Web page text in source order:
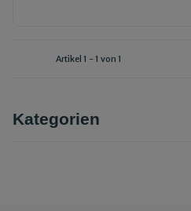
Artikel 1 - 1 von 1
Kategorien